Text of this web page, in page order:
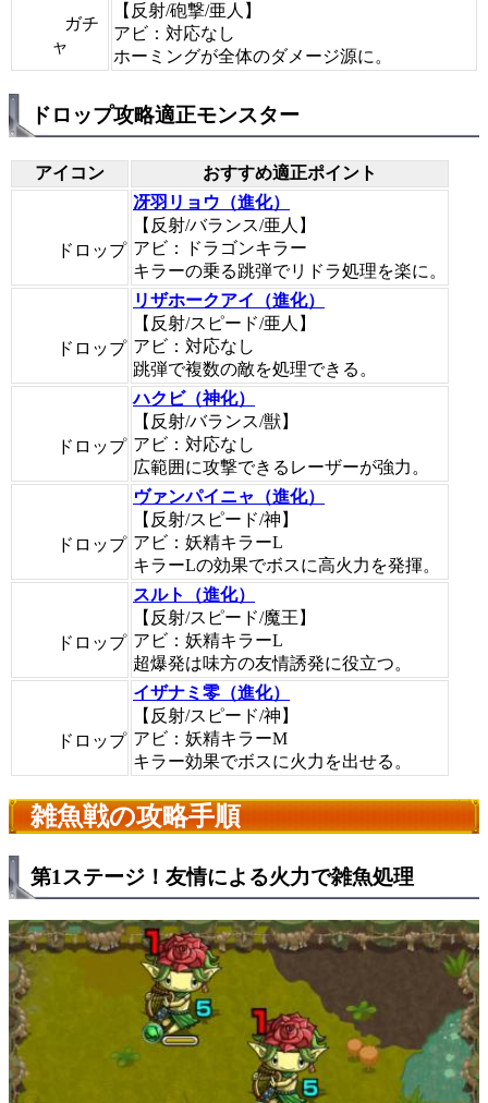
ガチ
ャ
【反射/砲撃/亜人】
アビ：対応なし
ホーミングが全体のダメージ源に。
ドロップ攻略適正モンスター
アイコン おすすめ適正ポイント
ドロップ
冴羽リョウ（進化）
【反射/バランス/亜人】
アビ：ドラゴンキラー
キラーの乗る跳弾でリドラ処理を楽に。
ドロップ
リザホークアイ（進化）
【反射/スピード/亜人】
アビ：対応なし
跳弾で複数の敵を処理できる。
ドロップ
ハクビ（神化）
【反射/バランス/獣】
アビ：対応なし
広範囲に攻撃できるレーザーが強力。
ドロップ
ヴァンパイニャ（進化）
【反射/スピード/神】
アビ：妖精キラーL
キラーLの効果でボスに高火力を発揮。
ドロップ
スルト（進化）
【反射/スピード/魔王】
アビ：妖精キラーL
超爆発は味方の友情誘発に役立つ。
ドロップ
イザナミ零（進化）
【反射/スピード/神】
アビ：妖精キラーM
キラー効果でボスに火力を出せる。
雑魚戦の攻略手順
第1ステージ！友情による火力で雑魚処理